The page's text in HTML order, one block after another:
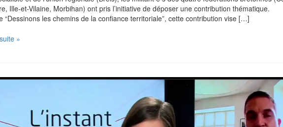
Ille-et-Vilaine, Morbihan) ont pris l’initiative de déposer une contribution thématique.
“Dessinons les chemins de la confiance territoriale”, cette contribution vise […]
»